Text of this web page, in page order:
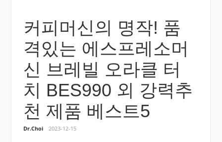
커피머신의 명작! 품
격있는 에스프레소머
신 브레빌 오라클 터
치 BES990 외 강력추
천 제품 베스트5
Dr.Choi 2023-12-15